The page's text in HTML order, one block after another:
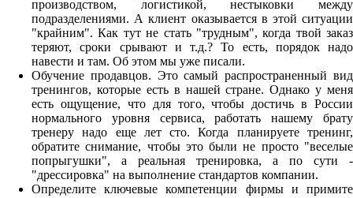
производством, логистикой, нестыковки между
подразделениями. А клиент оказывается в этой ситуации
"крайним". Как тут не стать "трудным", когда твой заказ
теряют, сроки срывают и т.д.? То есть, порядок надо
навести и там. Об этом мы уже писали.
Обучение продавцов. Это самый распространенный вид
тренингов, которые есть в нашей стране. Однако у меня
есть ощущение, что для того, чтобы достичь в России
нормального уровня сервиса, работать нашему брату
тренеру надо еще лет сто. Когда планируете тренинг,
обратите снимание, чтобы это были не просто "веселые
попрыгушки", а реальная тренировка, а по сути -
"дрессировка" на выполнение стандартов компании.
Определите ключевые компетенции фирмы и примите